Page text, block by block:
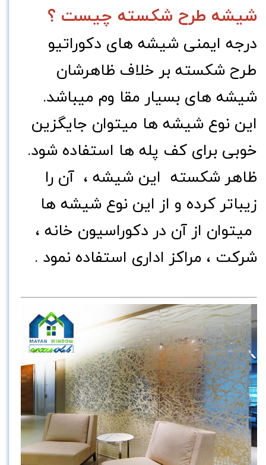
شیشه طرح شکسته چیست ؟
درجه ایمنی شیشه های دکوراتیو
طرح شکسته بر خلاف ظاهرشان
شیشه های بسیار مقا وم میباشد.
این نوع شیشه ها میتوان جایگزین
خوبی برای کف پله ها استفاده شود.
ظاهر شکسته این شیشه ، آن را
زیباتر کرده و از این نوع شیشه ها
میتوان از آن در دکوراسیون خانه ،
شرکت ، مراکز اداری استفاده نمود .